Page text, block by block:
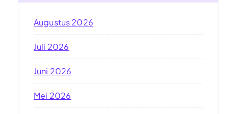
Augustus 2026
Juli 2026
Juni 2026
Mei 2026